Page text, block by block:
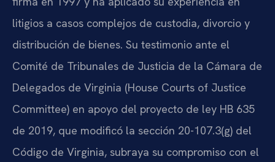
litigios a casos complejos de custodia, divorcio y
distribución de bienes. Su testimonio ante el
Comité de Tribunales de Justicia de la Cámara de
Delegados de Virginia (House Courts of Justice
Committee) en apoyo del proyecto de ley HB 635
de 2019, que modificó la sección 20-107.3(g) del
Código de Virginia, subraya su compromiso con el